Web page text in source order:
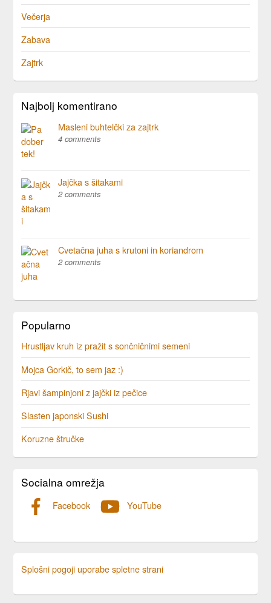
Večerja
Zabava
Zajtrk
Najbolj komentirano
Masleni buhtelčki za zajtrk
4 comments
Jajčka s šitakami
2 comments
Cvetačna juha s krutoni in koriandrom
2 comments
Popularno
Hrustljav kruh iz pražit s sončničnimi semeni
Mojca Gorkič, to sem jaz :)
Rjavi šampinjoni z jajčki iz pečice
Slasten japonski Sushi
Koruzne štručke
Socialna omrežja
Facebook YouTube
Splošni pogoji uporabe spletne strani